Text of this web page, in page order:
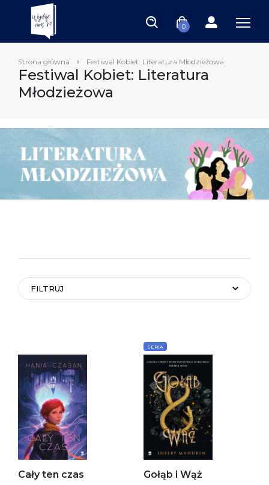
0
Strona główna Festiwal Kobiet: Literatura Młodzieżowa
Festiwal Kobiet: Literatura
Młodzieżowa
FILTRUJ
Cały ten czas
SERIA
Gołąb i Wąż